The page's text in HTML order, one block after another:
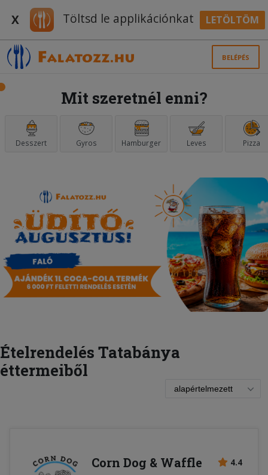
X Töltsd le applikációnkat LETÖLTÖM
BELÉPÉS
Mit szeretnél enni?
Desszert Gyros Hamburger Leves Pizza
Ételrendelés Tatabánya
éttermeiből
4.4
Corn Dog & Waffle